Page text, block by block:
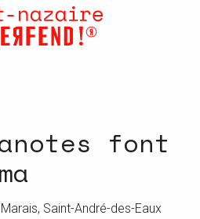
font
Saint-André-des-Eaux